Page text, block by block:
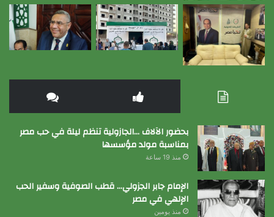
بحضور الآلاف …الجازولية تنظم ليلة في حب مصر
بمناسبة مولد مؤسسها
منذ 19 ساعة
الإمام جابر الجزولي… قطب الصوفية وسفير الحب
الإلهي في مصر
منذ يومين